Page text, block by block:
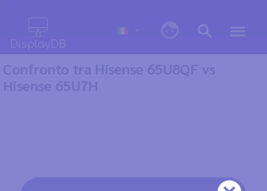
Confronto tra Hisense 65U8QF vs
Hisense 65U7H